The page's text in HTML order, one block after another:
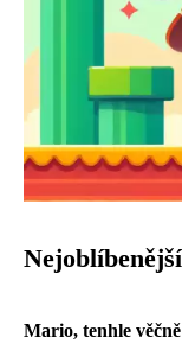
Mario, tenhle